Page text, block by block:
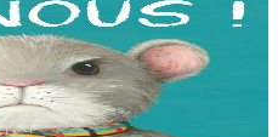
vihan o chom. Brudet eo
ha teodekañ logodenn ar vro. Un